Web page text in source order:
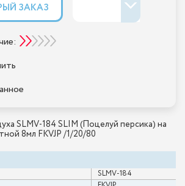
SLMV-184 SLIM (Поцелуй персика) на
8мл FKVJP /1/20/80
SLMV-184
ЗАКАЗ